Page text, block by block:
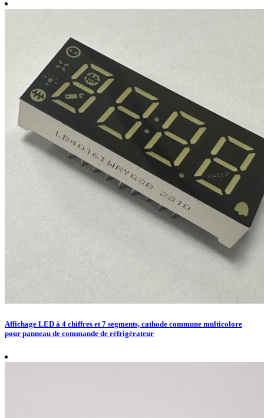
Affichage LED à 4 chiffres et 7 segments, cathode commune multicolore
pour panneau de commande de réfrigérateur